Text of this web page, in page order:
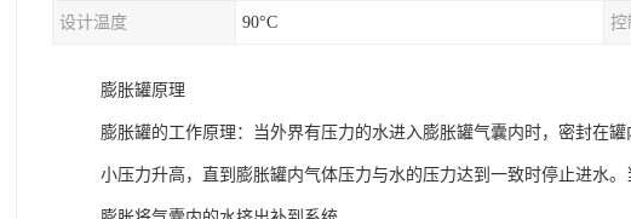
设计温度 90°C 控
膨胀罐原理
膨胀罐的工作原理：当外界有压力的水进入膨胀罐气囊内时，密封在
小压力升高，直到膨胀罐内气体压力与水的压力达到一致时停止进水